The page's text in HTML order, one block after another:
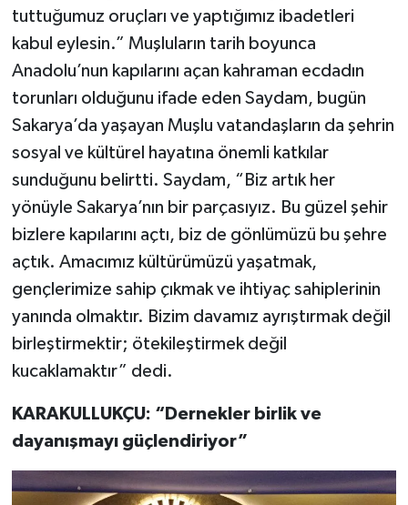
tuttuğumuz oruçları ve yaptığımız ibadetleri
kabul eylesin.” Muşluların tarih boyunca
Anadolu’nun kapılarını açan kahraman ecdadın
torunları olduğunu ifade eden Saydam, bugün
Sakarya’da yaşayan Muşlu vatandaşların da şehrin
sosyal ve kültürel hayatına önemli katkılar
sunduğunu belirtti. Saydam, “Biz artık her
yönüyle Sakarya’nın bir parçasıyız. Bu güzel şehir
bizlere kapılarını açtı, biz de gönlümüzü bu şehre
açtık. Amacımız kültürümüzü yaşatmak,
gençlerimize sahip çıkmak ve ihtiyaç sahiplerinin
yanında olmaktır. Bizim davamız ayrıştırmak değil
birleştirmektir; ötekileştirmek değil
kucaklamaktır” dedi.
KARAKULLUKÇU: “Dernekler birlik ve
dayanışmayı güçlendiriyor”